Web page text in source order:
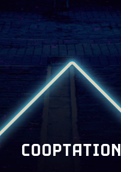
COOPTATION